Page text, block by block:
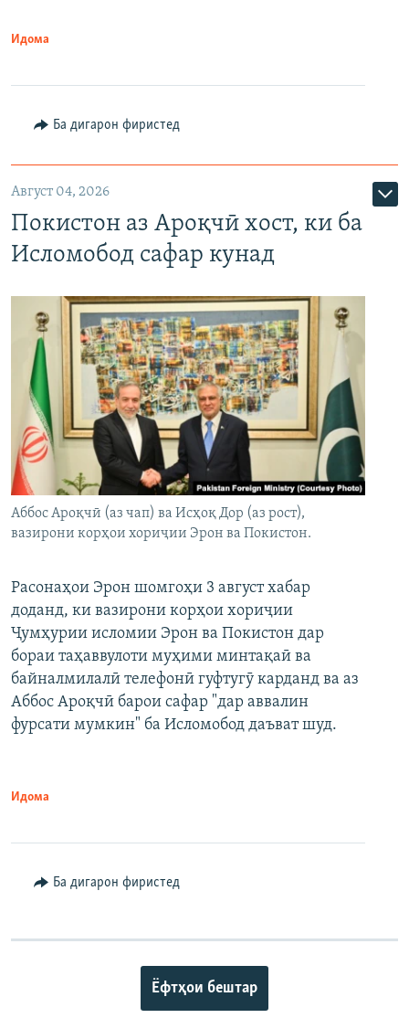
Идома
Ба дигарон фиристед
Август 04, 2026
Покистон аз Ароқчӣ хост, ки ба
Исломобод сафар кунад
Аббос Ароқчӣ (аз чап) ва Исҳоқ Дор (аз рост),
вазирони корҳои хориҷии Эрон ва Покистон.
Расонаҳои Эрон шомгоҳи 3 август хабар
доданд, ки вазирони корҳои хориҷии
Ҷумҳурии исломии Эрон ва Покистон дар
бораи таҳаввулоти муҳими минтақаӣ ва
байналмилалӣ телефонӣ гуфтугӯ карданд ва аз
Аббос Ароқчӣ барои сафар "дар аввалин
фурсати мумкин" ба Исломобод даъват шуд.
Идома
Ба дигарон фиристед
Ёфтҳои бештар